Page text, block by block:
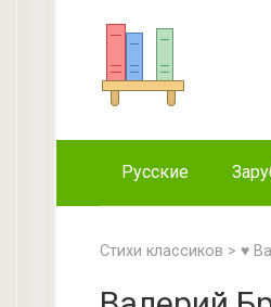
Русские
Стихи классиков > ♥